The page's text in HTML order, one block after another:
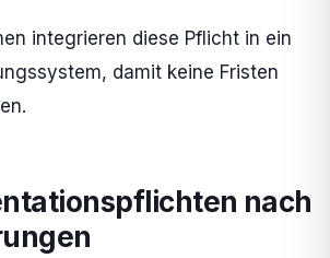
integrieren diese Pflicht in ein
damit keine Fristen
nach